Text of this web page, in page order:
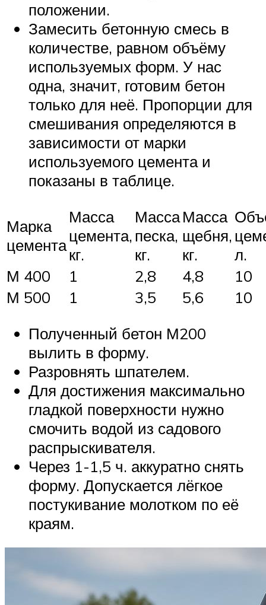
положении.
Замесить бетонную смесь в
количестве, равном объёму
используемых форм. У нас
одна, значит, готовим бетон
только для неё. Пропорции для
смешивания определяются в
зависимости от марки
используемого цемента и
показаны в таблице.
Марка
цемента
Масса
цемента,
кг.
Масса
песка,
кг.
Масса
щебня,
кг.
л.
М 400
1 2,8 4,8
10
М 500
1 3,5 5,6
10
Полученный бетон М200
вылить в форму.
Разровнять шпателем.
Для достижения максимально
гладкой поверхности нужно
смочить водой из садового
распрыскивателя.
Через 1-1,5 ч. аккуратно снять
форму. Допускается лёгкое
постукивание молотком по её
краям.